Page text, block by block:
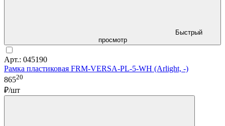
Быстрый
просмотр
Арт.: 045190
Рамка пластиковая FRM-VERSA-PL-5-WH (Arlight, -)
86520
₽/шт